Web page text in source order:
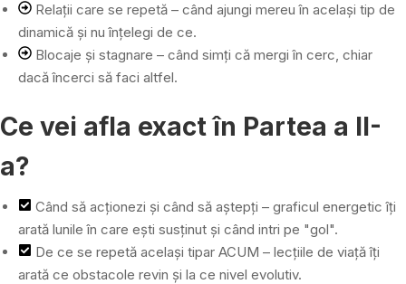
Relații care se repetă – când ajungi mereu în același tip de
dinamică și nu înțelegi de ce.
Blocaje și stagnare – când simți că mergi în cerc, chiar
dacă încerci să faci altfel.
Ce vei afla exact în Partea a II-
a?
Când să acționezi și când să aștepți – graficul energetic îți
arată lunile în care ești susținut și când intri pe "gol".
De ce se repetă același tipar ACUM – lecțiile de viață îți
arată ce obstacole revin și la ce nivel evolutiv.